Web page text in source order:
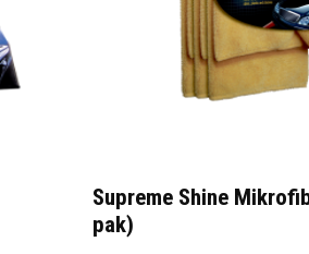
Supreme Shine
pak)